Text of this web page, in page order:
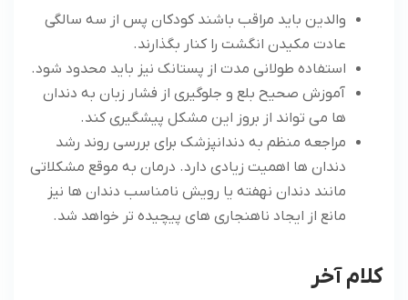
والدین باید مراقب باشند کودکان پس از سه سالگی
عادت مکیدن انگشت را کنار بگذارند.
استفاده طولانی مدت از پستانک نیز باید محدود شود.
آموزش صحیح بلع و جلوگیری از فشار زبان به دندان
ها می ‌تواند از بروز این مشکل پیشگیری کند.
مراجعه منظم به دندانپزشک برای بررسی روند رشد
دندان ها اهمیت زیادی دارد. درمان به موقع مشکلاتی
مانند دندان نهفته یا رویش نامناسب دندان ها نیز
مانع از ایجاد ناهنجاری های پیچیده تر خواهد شد.
کلام آخر